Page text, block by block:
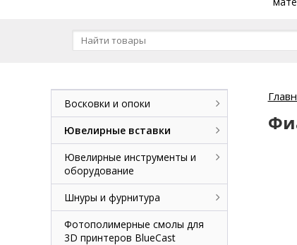
Восковки и опоки
Ювелирные вставки
Ювелирные инструменты и
оборудование
Шнуры и фурнитура
Фотополимерные смолы для
3D принтеров BlueCast